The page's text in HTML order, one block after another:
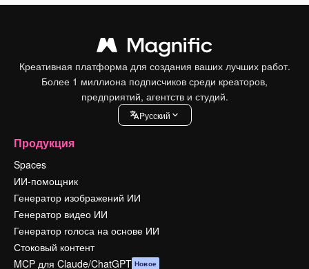
Креативная платформа для создания ваших лучших работ.
Более 1 миллиона подписчиков среди креаторов,
предприятий, агентств и студий.
Pусский
Продукция
Spaces
ИИ-помощник
Генератор изображений ИИ
Генератор видео ИИ
Генератор голоса на основе ИИ
Стоковый контент
MCP для Claude/ChatGPT Новое